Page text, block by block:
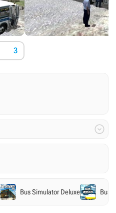
3

Bus Simulator Deluxe Bus